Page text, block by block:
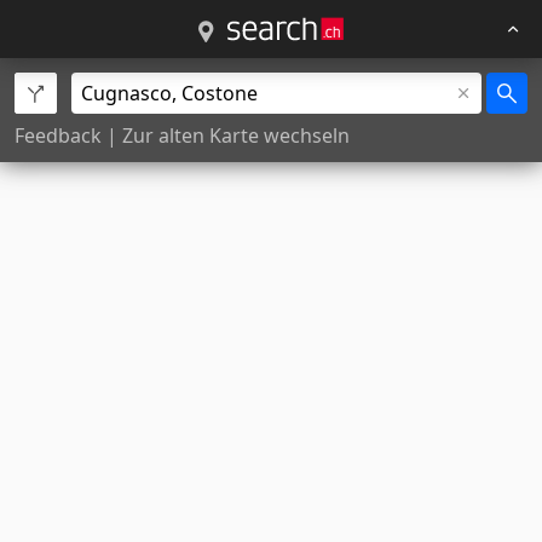
Feedback | Zur alten Karte wechseln